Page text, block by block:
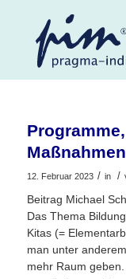
12. Februar 2023 / in /
Beitrag Michael
Das Thema
Kitas (=
man unter
mehr Raum